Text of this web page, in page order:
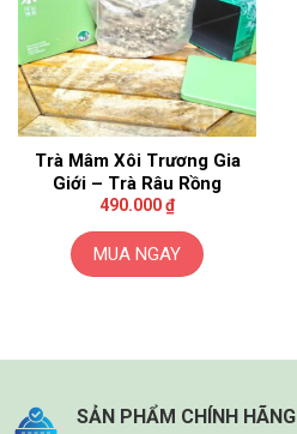
Trà Mâm Xôi Trương Gia
Giới – Trà Râu Rồng
490.000₫
MUA NGAY
SẢN PHẨM CHÍNH HÃNG